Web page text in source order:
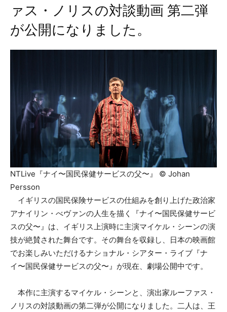
ァス・ノリスの対談動画 第二弾
が公開になりました。
NTLive『ナイ〜国民保健サービスの父〜』 ©️ Johan
Persson
イギリスの国民保険サービスの仕組みを創り上げた政治家
アナイリン・べヴァンの人生を描く『ナイ〜国民保健サービ
スの父〜』は、イギリス上演時に主演マイケル・シーンの演
技が絶賛された舞台です。その舞台を収録し、日本の映画館
でお楽しみいただけるナショナル・シアター・ライブ『ナ
イ〜国民保健サービスの父〜』が現在、劇場公開中です。
本作に主演するマイケル・シーンと、演出家ルーファス・
ノリスの対談動画の第二弾が公開になりました。二人は、王